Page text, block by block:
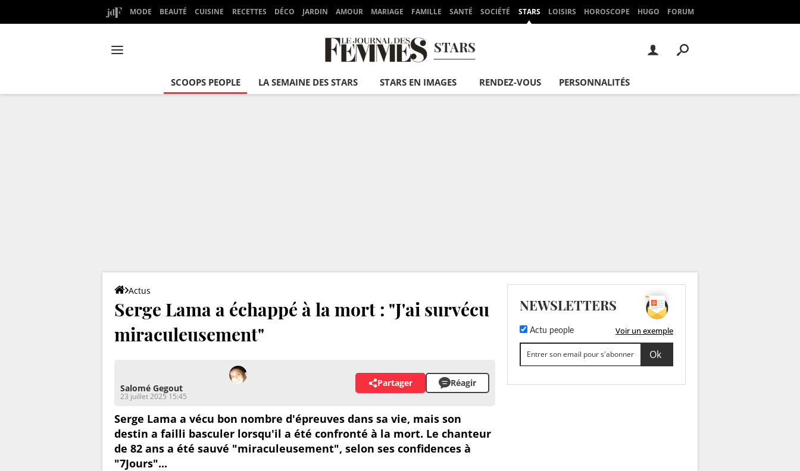
MODE BEAUTÉ CUISINE RECETTES DÉCO JARDIN AMOUR MARIAGE FAMILLE SANTÉ SOCIÉTÉ STARS LOISIRS HOROSCOPE HUGO FORUM
STARS
SCOOPS PEOPLE LA SEMAINE DES STARS STARS EN IMAGES RENDEZ-VOUS PERSONNALITÉS
Actus
Serge Lama a échappé à la mort : "J'ai survécu
miraculeusement"
Salomé Gegout
23 juillet 2025 15:45
Partager Réagir
Serge Lama a vécu bon nombre d'épreuves dans sa vie, mais son
destin a failli basculer lorsqu'il a été confronté à la mort. Le chanteur
de 82 ans a été sauvé "miraculeusement", selon ses confidences à
"7Jours"...
NEWSLETTERS
Actu people Voir un exemple